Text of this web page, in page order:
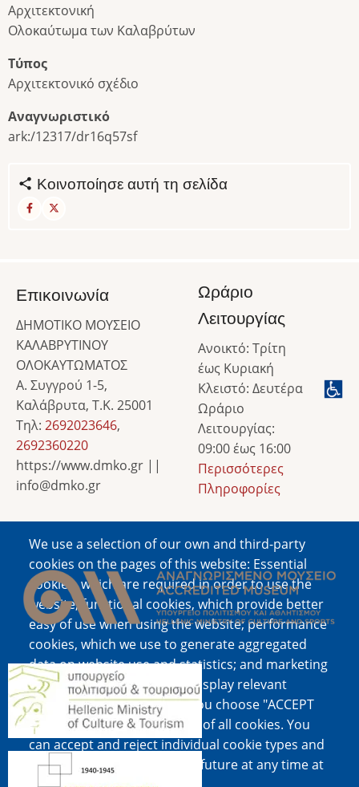
Αρχιτεκτονική
Ολοκαύτωμα των Καλαβρύτων
Τύπος
Αρχιτεκτονικό σχέδιο
Αναγνωριστικό
ark:/12317/dr16q57sf
Κοινοποίησε αυτή τη σελίδα
We use a selection of our own and third-party
cookies on the pages of this website: Essential
cookies, which are required in order to use the
website; functional cookies, which provide better
easy of use when using the website; performance
cookies, which we use to generate aggregated
data on website use and statistics; and marketing
cookies, which are used to display relevant
content and advertising. If you choose "ACCEPT
ALL", you consent to the use of all cookies. You
can accept and reject individual cookie types and
revoke your consent for the future at any time at
Επικοινωνία
ΔΗΜΟΤΙΚΟ ΜΟΥΣΕΙΟ
ΚΑΛΑΒΡΥΤΙΝΟΥ
ΟΛΟΚΑΥΤΩΜΑΤΟΣ
Α. Συγγρού 1-5,
Καλάβρυτα, Τ.Κ. 25001
Τηλ: 2692023646,
2692360220
https://www.dmko.gr ||
info@dmko.gr
Ωράριο
Λειτουργίας
Ανοικτό: Τρίτη
έως Κυριακή
Κλειστό: Δευτέρα
Ωράριο
Λειτουργίας:
09:00 έως 16:00
Περισσότερες
Πληροφορίες
Image
Image
Image